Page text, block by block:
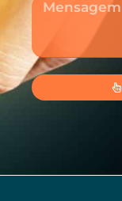
Mensagem